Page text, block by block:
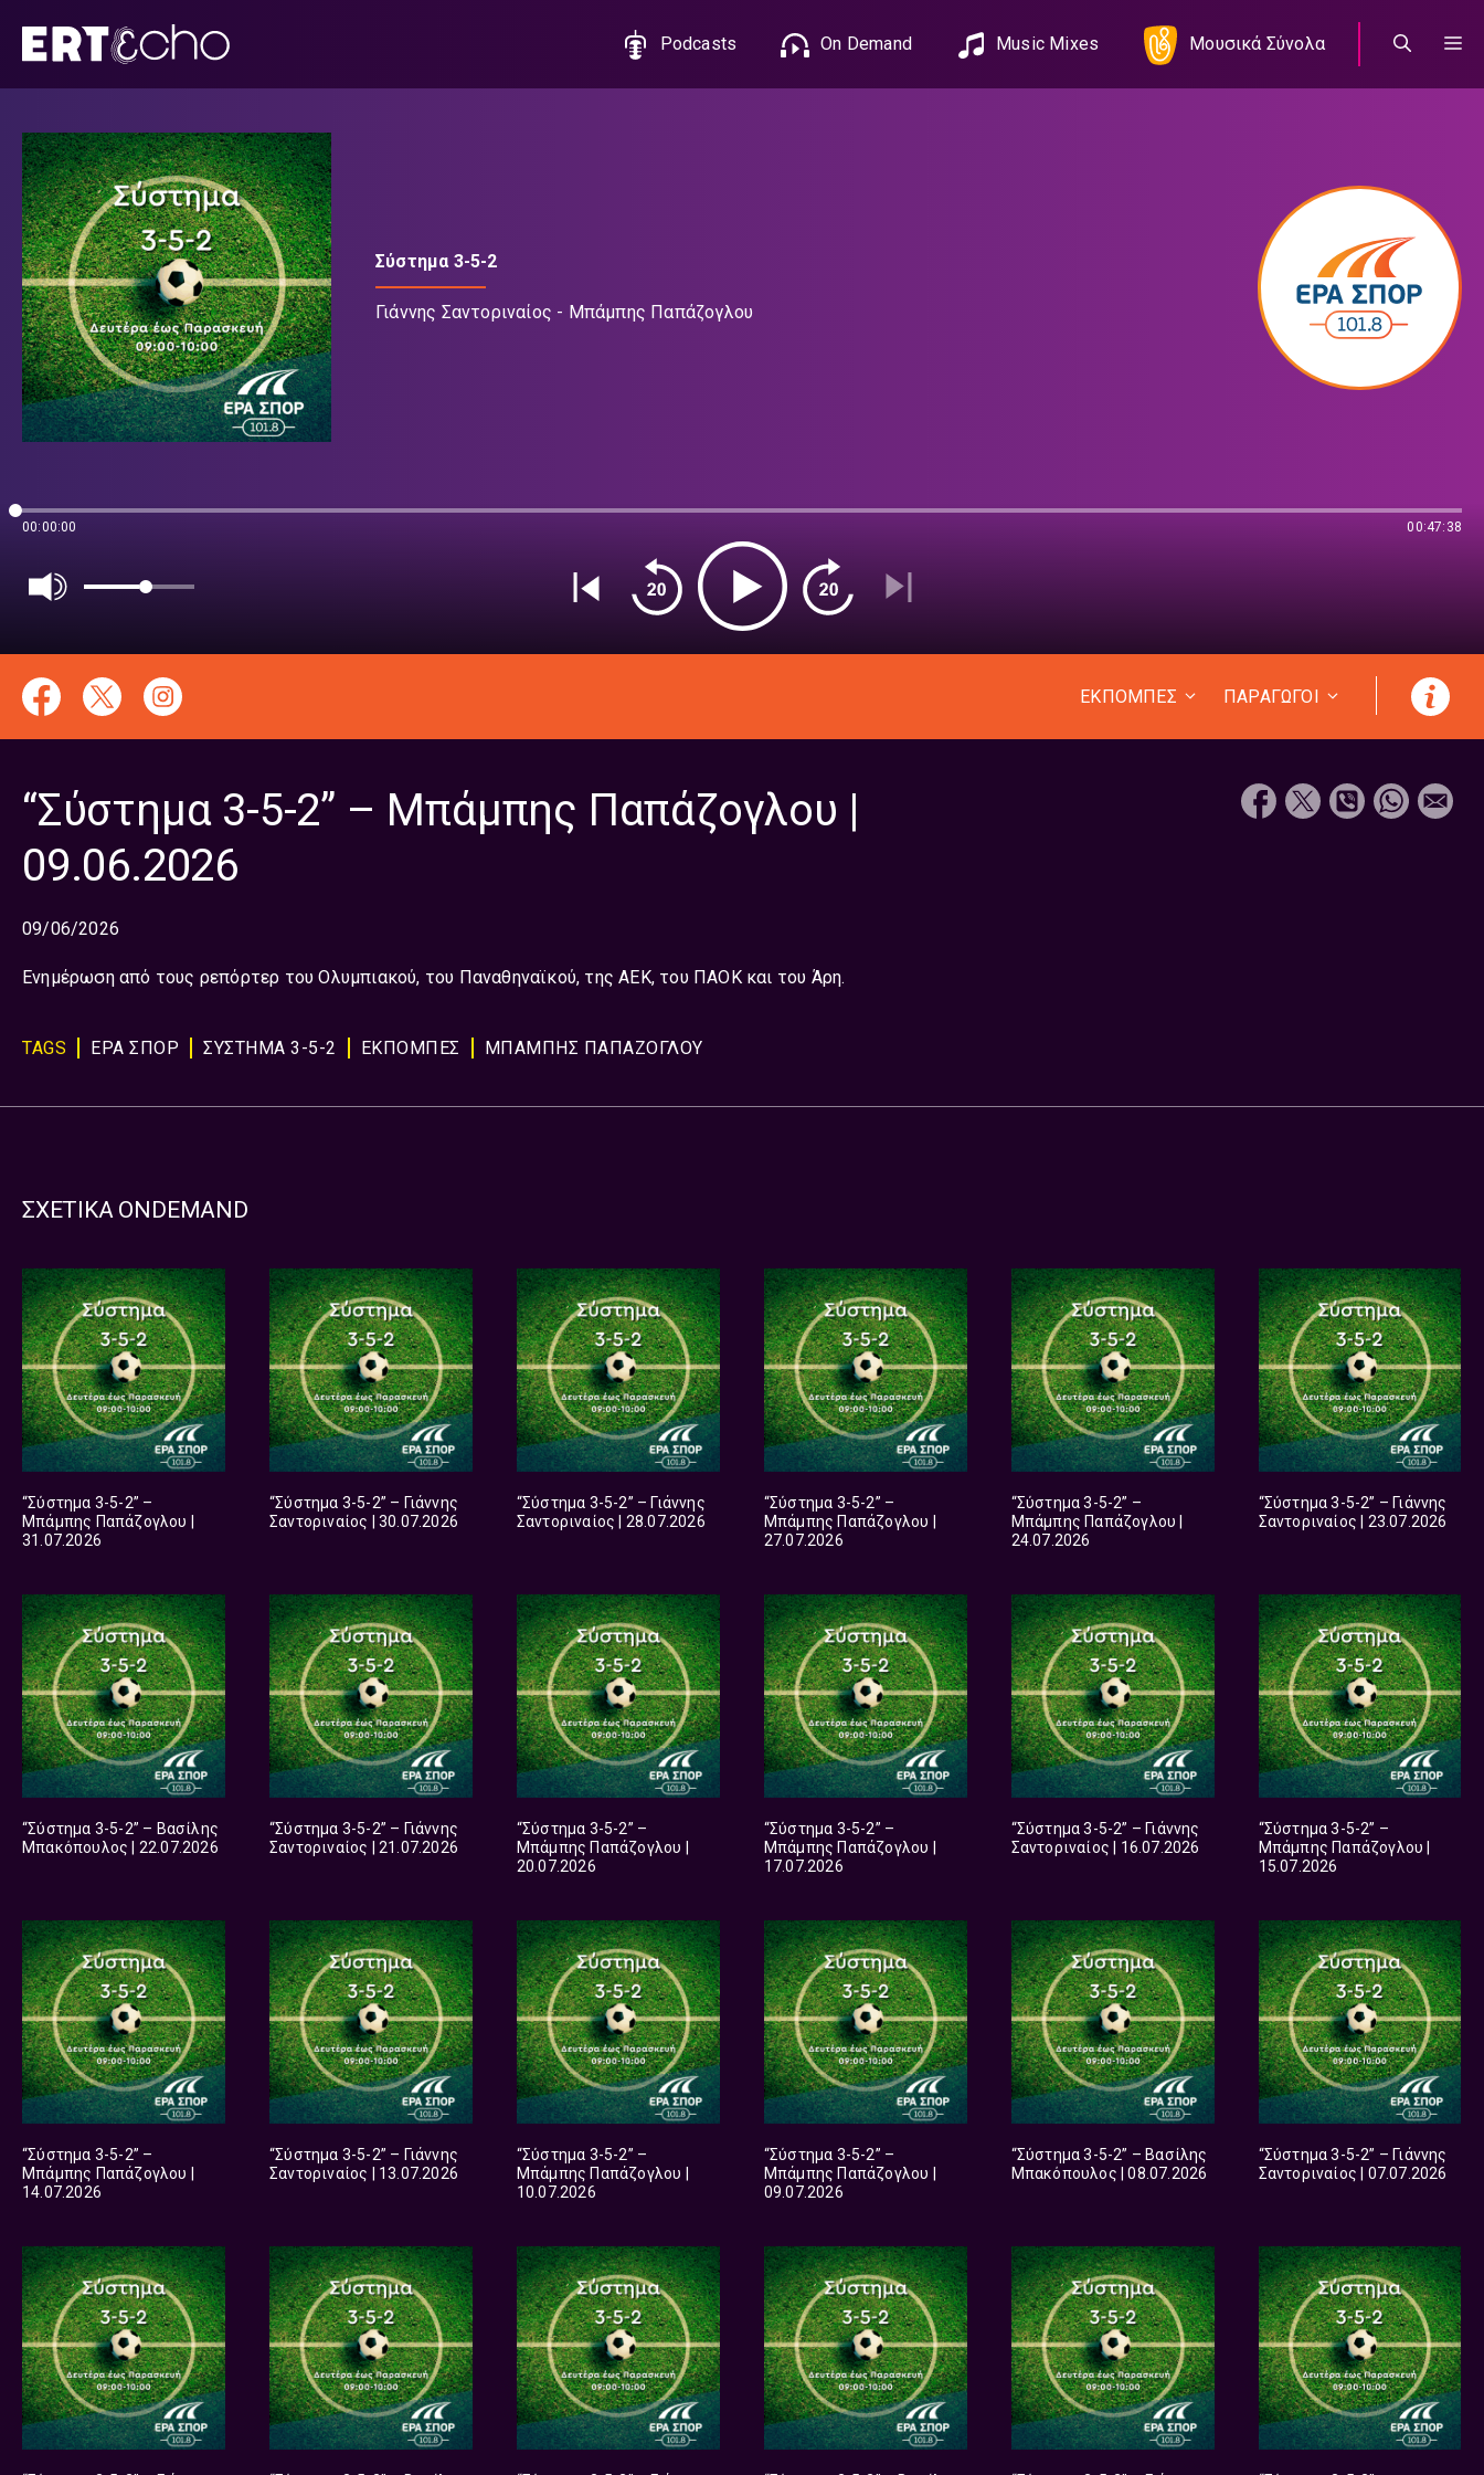
περιεχόμενο
Podcasts On Demand Music Mixes Μουσικά Σύνολα
Σύστημα 3-5-2
Γιάννης Σαντοριναίος Μπάμπης Παπάζογλου
00:00:00 00:47:38
ΕΚΠΟΜΠΕΣ ΠΑΡΑΓΩΓΟΙ
“Σύστημα 3-5-2” – Μπάμπης Παπάζογλου |
09.06.2026
09/06/2026
Ενημέρωση από τους ρεπόρτερ του Ολυμπιακού, του Παναθηναϊκού, της ΑΕΚ, του ΠΑΟΚ και του Άρη.
TAGS ΕΡΑ ΣΠΟΡ ΣΥΣΤΗΜΑ 3-5-2 ΕΚΠΟΜΠΈΣ ΜΠΑΜΠΗΣ ΠΑΠΑΖΟΓΛΟΥ
ΣΧΕΤΙΚΑ ONDEMAND
“Σύστημα 3-5-2” –
Μπάμπης Παπάζογλου |
31.07.2026
“Σύστημα 3-5-2” – Γιάννης
Σαντοριναίος | 30.07.2026
“Σύστημα 3-5-2” – Γιάννης
Σαντοριναίος | 28.07.2026
“Σύστημα 3-5-2” –
Μπάμπης Παπάζογλου |
27.07.2026
“Σύστημα 3-5-2” –
Μπάμπης Παπάζογλου |
24.07.2026
“Σύστημα 3-5-2” – Γιάννης
Σαντοριναίος | 23.07.2026
“Σύστημα 3-5-2” – Βασίλης
Μπακόπουλος | 22.07.2026
“Σύστημα 3-5-2” – Γιάννης
Σαντοριναίος | 21.07.2026
“Σύστημα 3-5-2” –
Μπάμπης Παπάζογλου |
20.07.2026
“Σύστημα 3-5-2” –
Μπάμπης Παπάζογλου |
17.07.2026
“Σύστημα 3-5-2” – Γιάννης
Σαντοριναίος | 16.07.2026
“Σύστημα 3-5-2” –
Μπάμπης Παπάζογλου |
15.07.2026
“Σύστημα 3-5-2” –
Μπάμπης Παπάζογλου |
14.07.2026
“Σύστημα 3-5-2” – Γιάννης
Σαντοριναίος | 13.07.2026
“Σύστημα 3-5-2” –
Μπάμπης Παπάζογλου |
10.07.2026
“Σύστημα 3-5-2” –
Μπάμπης Παπάζογλου |
09.07.2026
“Σύστημα 3-5-2” – Βασίλης
Μπακόπουλος | 08.07.2026
“Σύστημα 3-5-2” – Γιάννης
Σαντοριναίος | 07.07.2026